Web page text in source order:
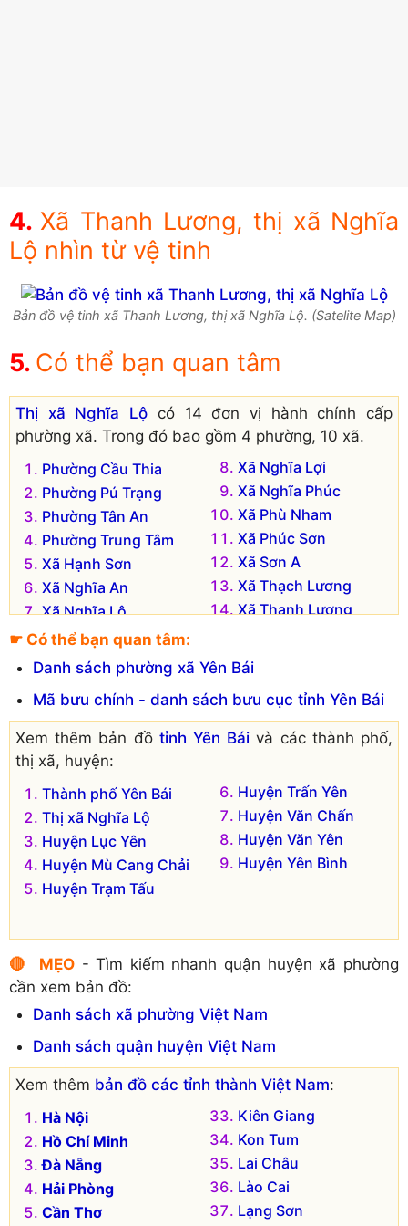
Xã Thanh Lương, thị xã Nghĩa
Lộ nhìn từ vệ tinh
Bản đồ vệ tinh xã Thanh Lương, thị xã Nghĩa Lộ. (Satelite Map)
Có thể bạn quan tâm
Thị xã Nghĩa Lộ có 14 đơn vị hành chính cấp
phường xã. Trong đó bao gồm 4 phường, 10 xã.
Phường Cầu Thia
Phường Pú Trạng
Phường Tân An
Phường Trung Tâm
Xã Hạnh Sơn
Xã Nghĩa An
Xã Nghĩa Lộ
Xã Nghĩa Lợi
Xã Nghĩa Phúc
Xã Phù Nham
Xã Phúc Sơn
Xã Sơn A
Xã Thạch Lương
Xã Thanh Lương
☛ Có thể bạn quan tâm:
Danh sách phường xã Yên Bái
Mã bưu chính - danh sách bưu cục tỉnh Yên Bái
Xem thêm bản đồ tỉnh Yên Bái và các thành phố,
thị xã, huyện:
Thành phố Yên Bái
Thị xã Nghĩa Lộ
Huyện Lục Yên
Huyện Mù Cang Chải
Huyện Trạm Tấu
Huyện Trấn Yên
Huyện Văn Chấn
Huyện Văn Yên
Huyện Yên Bình
🔴 MẸO- Tìm kiếm nhanh quận huyện xã phường
cần xem bản đồ:
Danh sách xã phường Việt Nam
Danh sách quận huyện Việt Nam
Xem thêm bản đồ các tỉnh thành Việt Nam:
Hà Nội
Hồ Chí Minh
Đà Nẵng
Hải Phòng
Cần Thơ
Kiên Giang
Kon Tum
Lai Châu
Lào Cai
Lạng Sơn